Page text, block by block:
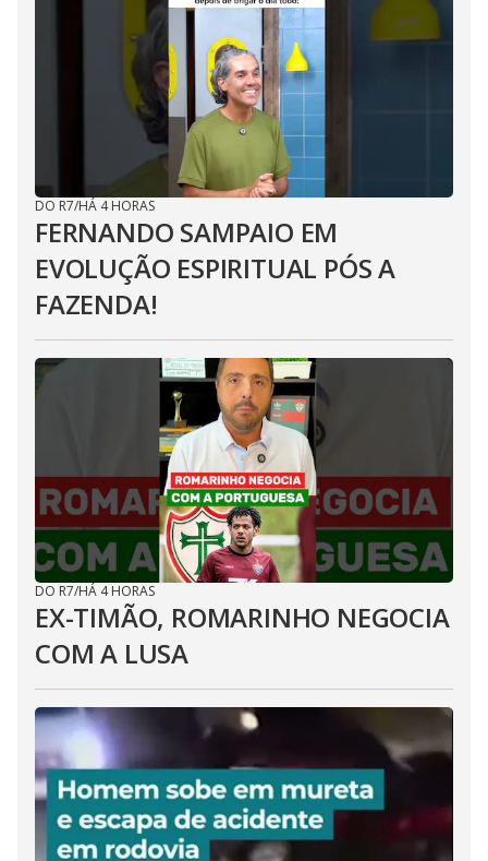
DO R7/HÁ 4 HORAS
FERNANDO SAMPAIO EM
EVOLUÇÃO ESPIRITUAL PÓS A
FAZENDA!
DO R7/HÁ 4 HORAS
EX-TIMÃO, ROMARINHO NEGOCIA
COM A LUSA